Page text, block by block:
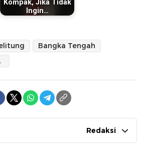
Kompak, Jika Tidak
Ingin…
Bangka Tengah
79
Redaksi